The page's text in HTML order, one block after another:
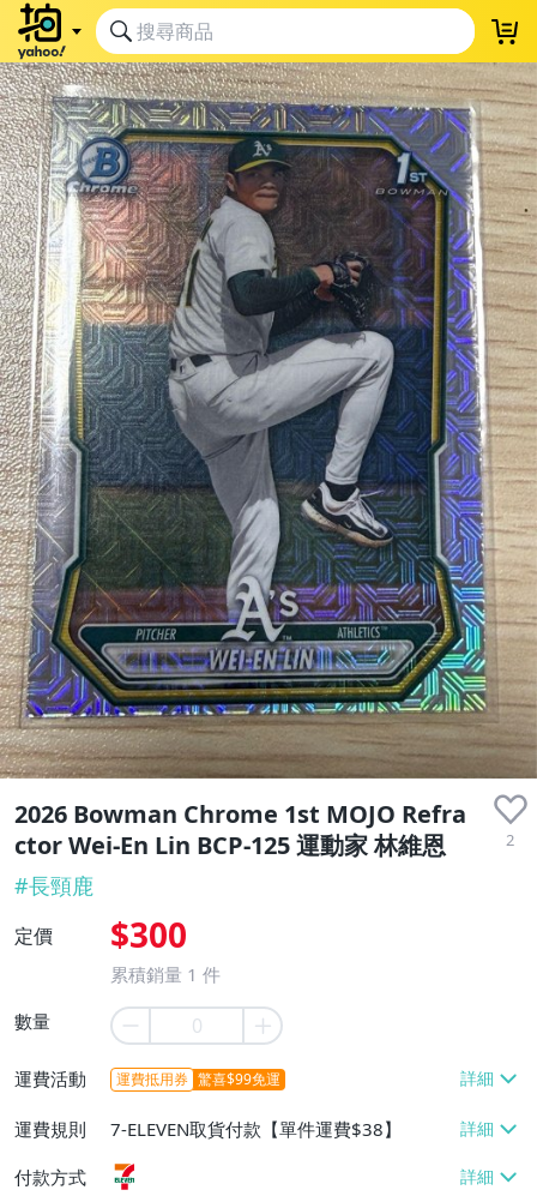
2026 Bowman Chrome 1st MOJO Refra
ctor Wei-En Lin BCP-125 運動家 林維恩
2
#長頸鹿
定價 $300
累積銷量 1 件
數量
運費活動 運費抵用券 驚喜$99免運
運費規則
7-ELEVEN取貨付款【單件運費$38】
付款方式